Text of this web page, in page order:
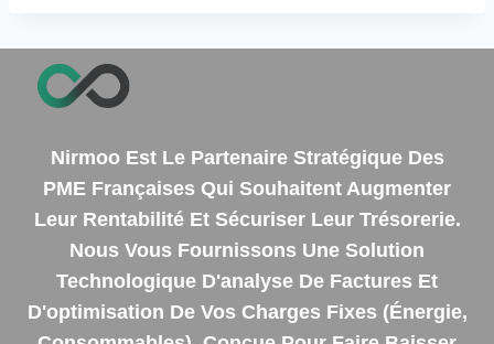
Nirmoo Est Le Partenaire Stratégique Des
PME Françaises Qui Souhaitent Augmenter
Leur Rentabilité Et Sécuriser Leur Trésorerie.
Nous Vous Fournissons Une Solution
Technologique D'analyse De Factures Et
D'optimisation De Vos Charges Fixes (énergie,